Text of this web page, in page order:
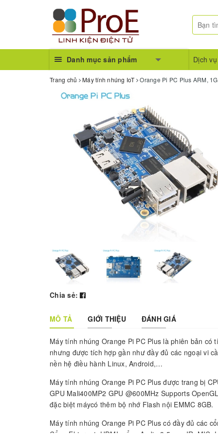
Danh mục sản phẩm Dịch
Trang chủ Máy tính nhúng IoT Orange Pi PC Plus ARM,
Chia sẻ:
MÔ TẢ GIỚI THIỆU ĐÁNH GIÁ
Máy tính nhúng Orange Pi PC Plus là phiên bản
nhưng được tích hợp gần như đầy đủ các ngoại vi
nền hệ điều hành Linux, Android,…
Máy tính nhúng Orange Pi PC Plus được trang bị
GPU Mali400MP2 GPU @600MHz Supports
đặc biệt máycó thêm bộ nhớ Flash nội EMMC 8GB.
Máy tính nhúng Orange Pi PC Plus có đầy đủ các
Cổng Ehternet, HDMI, cổng Audio 3.5mm, IR,